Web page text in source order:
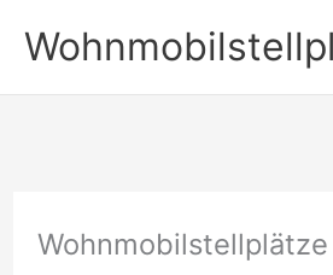
Inhalt
springen